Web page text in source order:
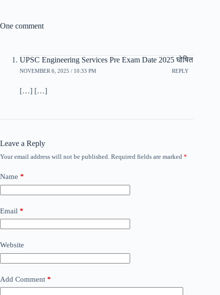
One comment
UPSC Engineering Services Pre Exam Date 2025 घोषित
NOVEMBER 6, 2025 / 10:33 PM REPLY
[…] […]
Leave a Reply
Your email address will not be published. Required fields are marked *
Name *
Email *
Website
Add Comment *